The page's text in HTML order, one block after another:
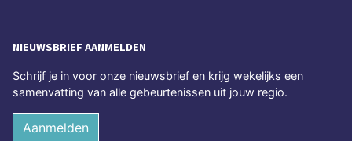
NIEUWSBRIEF AANMELDEN
Schrijf je in voor onze nieuwsbrief en krijg wekelijks een
samenvatting van alle gebeurtenissen uit jouw regio.
Aanmelden